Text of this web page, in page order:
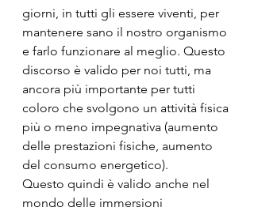
giorni, in tutti gli essere viventi, per
mantenere sano il nostro organismo
e farlo funzionare al meglio. Questo
discorso è valido per noi tutti, ma
ancora più importante per tutti
coloro che svolgono un attività fisica
più o meno impegnativa (aumento
delle prestazioni fisiche, aumento
del consumo energetico).
Questo quindi è valido anche nel
mondo delle immersioni